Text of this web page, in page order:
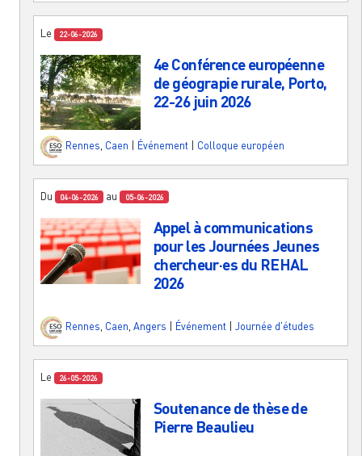
Le 22-06-2026
4e Conférence européenne
de géograpie rurale, Porto,
22-26 juin 2026
Rennes Caen Événement Colloque européen
Du 04-06-2026 au 05-06-2026
Appel à communications
pour les Journées Jeunes
chercheur·es du REHAL
2026
Rennes, Caen, Angers Événement Journée d'études
Le 26-05-2026
Soutenance de thèse de
Pierre Beaulieu